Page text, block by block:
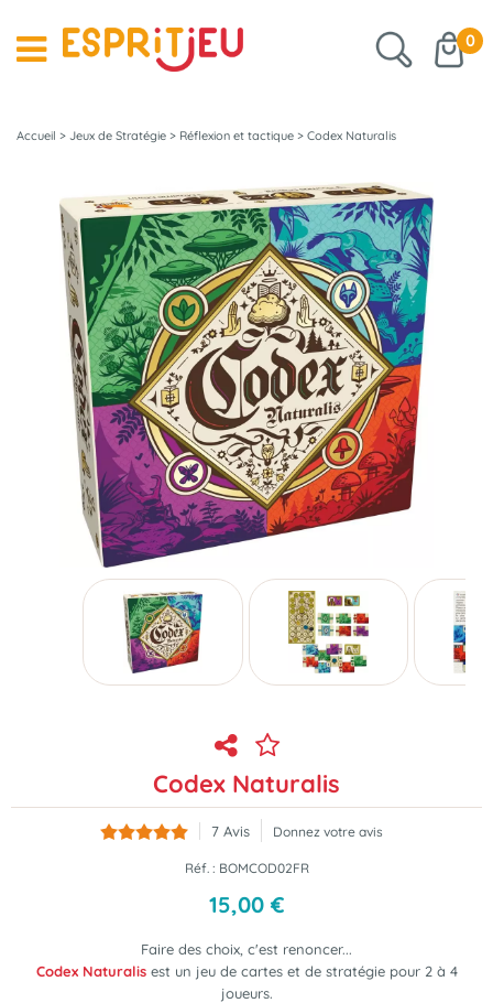
0
Accueil > Jeux de Stratégie > Réflexion et tactique > Codex Naturalis
Codex Naturalis
7 Avis Donnez votre avis
Réf. : BOMCOD02FR
15,00 €
Faire des choix, c'est renoncer...
Codex Naturalisest un jeu de cartes et de stratégie pour 2 à 4
joueurs.